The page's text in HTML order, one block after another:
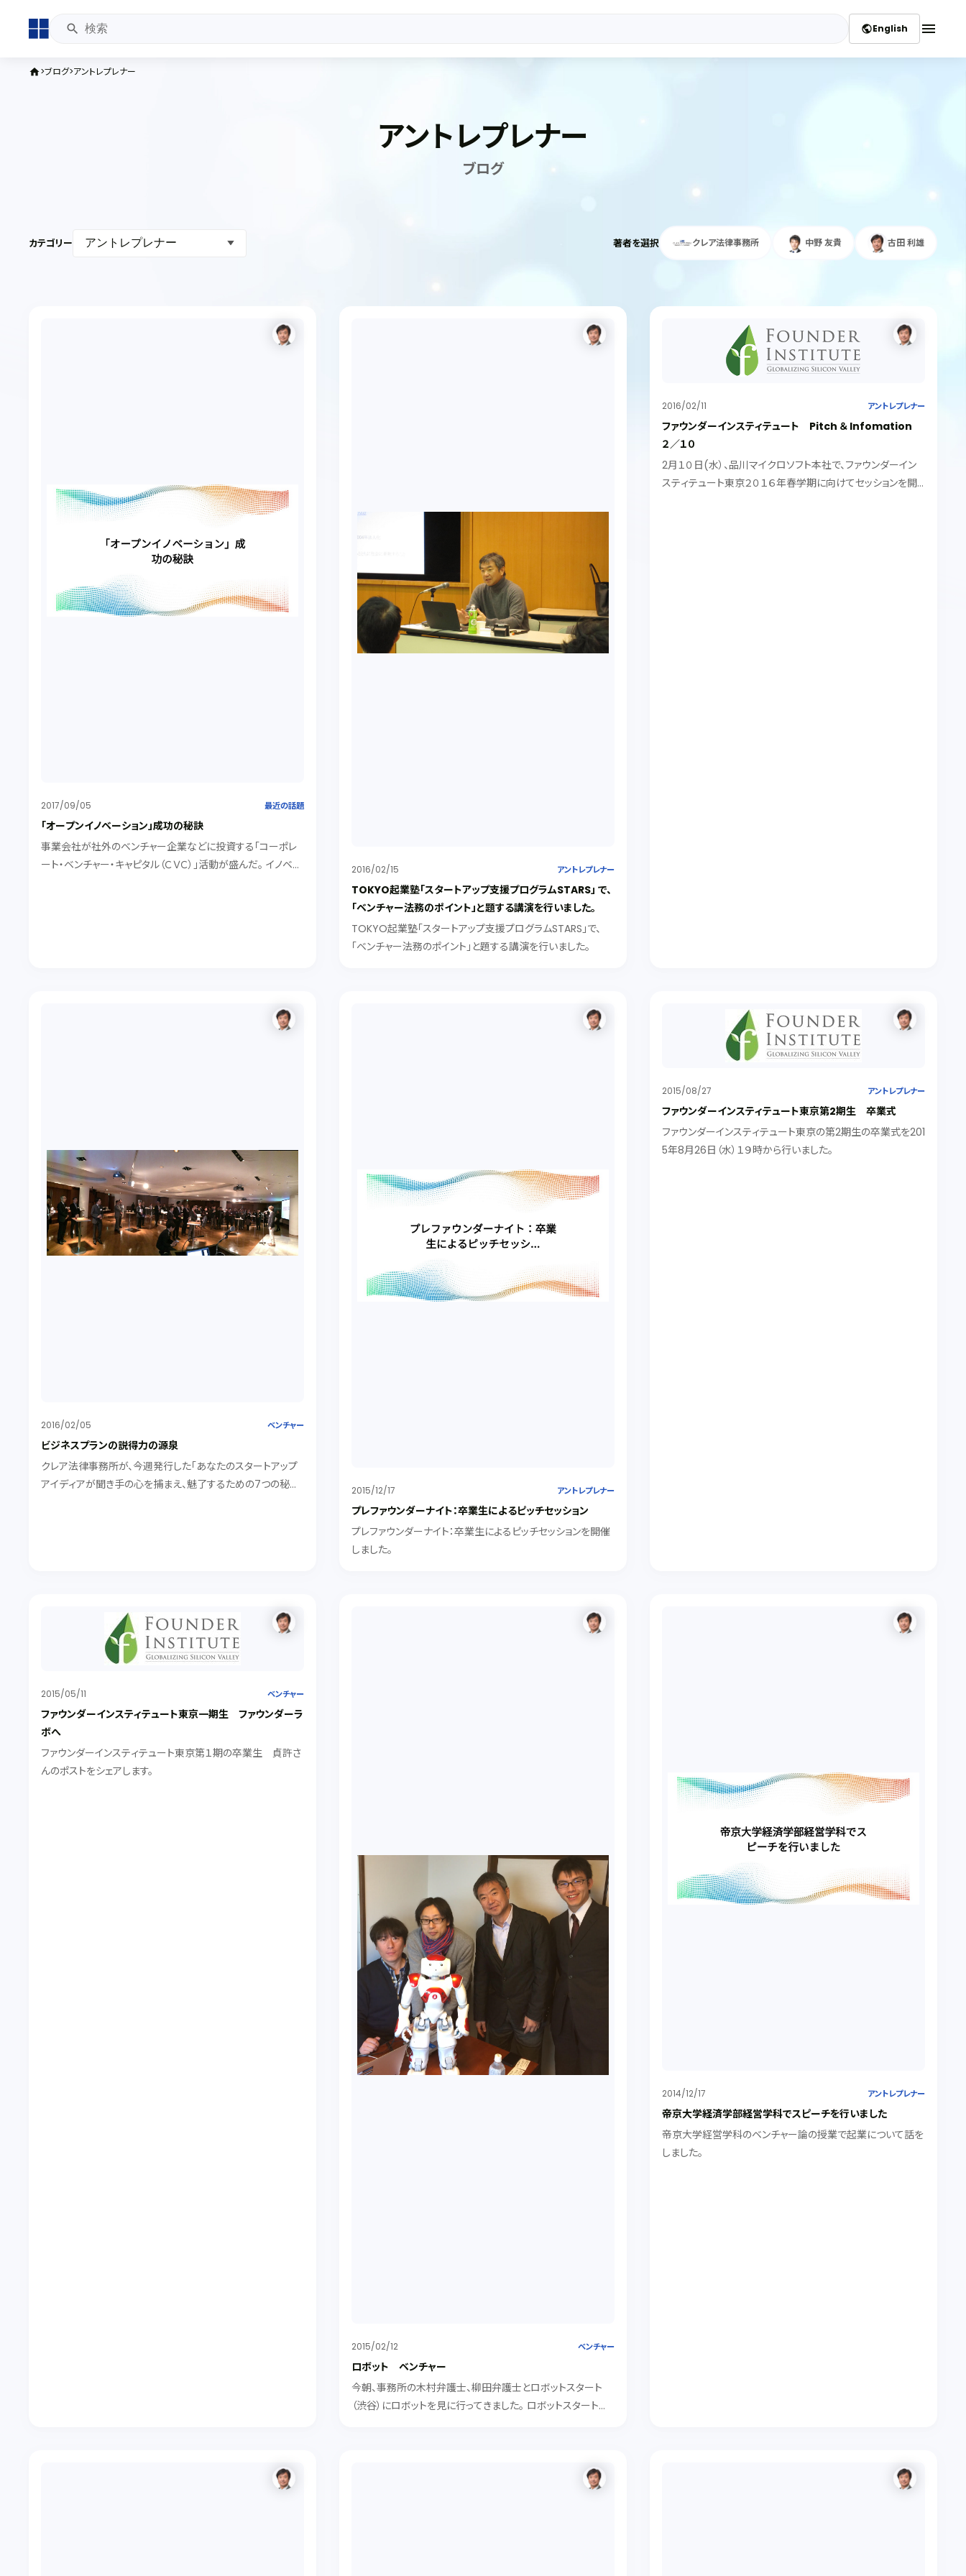
publicEnglish menu
home ブログ アントレプレナー
アントレプレナー
ブログ
カテゴリー 著者を選択 クレア法律事務所 中野 友貴 古田 利雄
2017/09/05 最近の話題
「オープンイノベーション」成功の秘訣
事業会社が社外のベンチャー企業などに投資する「コーポレ
ート・ベンチャー・キャピタル（ＣＶＣ）」活動が盛んだ。 イノベー
2016/02/15 アントレプレナー
TOKYO起業塾「スタートアップ支援プログラムSTARS」 で、
「ベンチャー法務のポイント」と題する講演を行いました。
TOKYO起業塾「スタートアップ支援プログラムSTARS」で、
「ベンチャー法務のポイント」と題する講演を行いました。
2016/02/11 アントレプレナー
ファウンダーインスティテュート Pitch ＆ Infomation
２／１０
2月１０日(水）、品川マイクロソフト本社で、ファウンダーイン
スティテュート東京２０１６年春学期に向けてセッションを開
2016/02/05 ベンチャー
ビジネスプランの説得力の源泉
クレア法律事務所が、今週発行した「あなたのスタートアップ
アイディアが聞き手の心を捕まえ、魅了するための7つの秘
2015/12/17 アントレプレナー
プレファウンダーナイト：卒業生によるピッチセッション
プレファウンダーナイト：卒業生によるピッチセッションを開催
しました。
2015/08/27 アントレプレナー
ファウンダーインスティテュート東京第2期生 卒業式
ファウンダーインスティテュート東京の第2期生の卒業式を201
5年8月26日（水）１９時から行いました。
2015/05/11 ベンチャー
ファウンダーインスティテュート東京一期生 ファウンダーラ
ボへ
ファウンダーインスティテュート東京第１期の卒業生 貞許さ
んのポストをシェアします。
2015/02/12 ベンチャー
ロボット ベンチャー
今朝、事務所の木村弁護士、柳田弁護士とロボットスタート
（渋谷）にロボットを見に行ってきました。 ロボットスタートは、
2014/12/17 アントレプレナー
帝京大学経済学部経営学科でスピーチを行いました
帝京大学経営学科のベンチャー論の授業で起業について話を
しました。